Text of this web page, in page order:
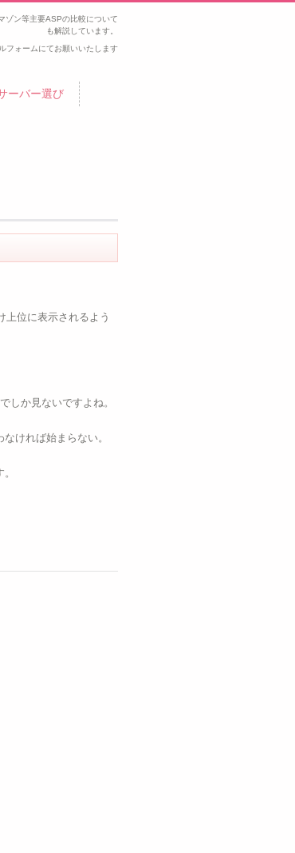
ゾン等主要ASPの比較について
も解説しています。
フォームにてお願いいたします
ーバー選び
上位に表示されるよう
しか見ないですよね。
ければ始まらない。